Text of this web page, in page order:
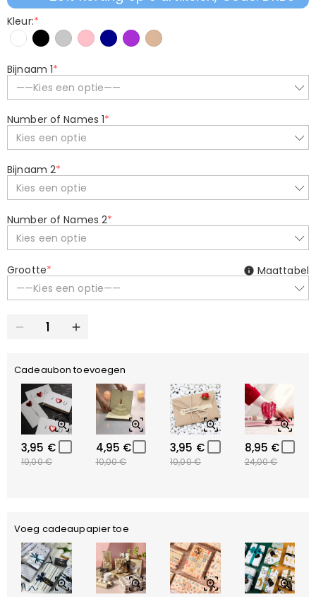
Kleur:*
Bijnaam 1*
——Kies een optie——
Number of Names 1*
Kies een optie
Bijnaam 2*
Kies een optie
Number of Names 2*
Kies een optie
Grootte*
——Kies een optie——
Maattabel
Cadeaubon toevoegen
3,95 €
10,00 €
4,95 €
10,00 €
3,95 €
10,00 €
8,95 €
24,00 €
Voeg cadeaupapier toe